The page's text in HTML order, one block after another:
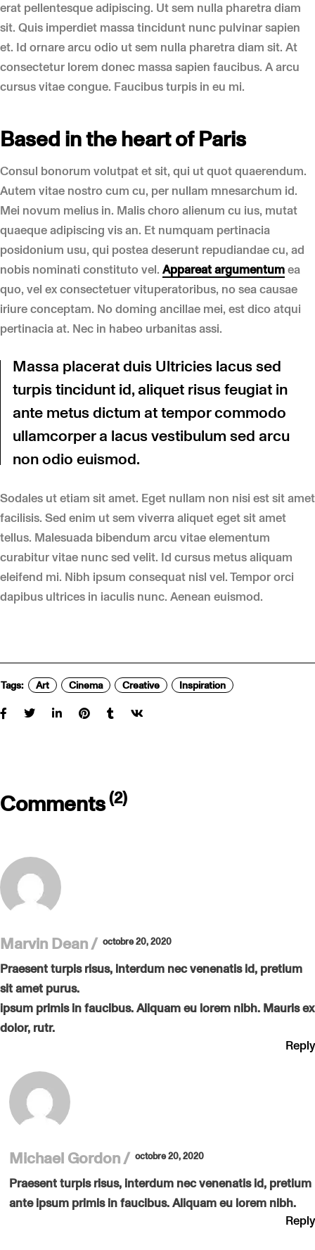
erat pellentesque adipiscing. Ut sem nulla pharetra diam
sit. Quis imperdiet massa tincidunt nunc pulvinar sapien
et. Id ornare arcu odio ut sem nulla pharetra diam sit. At
consectetur lorem donec massa sapien faucibus. A arcu
cursus vitae congue. Faucibus turpis in eu mi.
Based in the heart of Paris
Consul bonorum volutpat et sit, qui ut quot quaerendum.
Autem vitae nostro cum cu, per nullam mnesarchum id.
Mei novum melius in. Malis choro alienum cu ius, mutat
quaeque adipiscing vis an. Et numquam pertinacia
posidonium usu, qui postea deserunt repudiandae cu, ad
nobis nominati constituto vel. Appareat argumentumea
quo, vel ex consectetuer vituperatoribus, no sea causae
iriure conceptam. No doming ancillae mei, est dico atqui
pertinacia at. Nec in habeo urbanitas assi.
Massa placerat duis Ultricies lacus sed
turpis tincidunt id, aliquet risus feugiat in
ante metus dictum at tempor commodo
ullamcorper a lacus vestibulum sed arcu
non odio euismod.
Sodales ut etiam sit amet. Eget nullam non nisi est sit amet
facilisis. Sed enim ut sem viverra aliquet eget sit amet
tellus. Malesuada bibendum arcu vitae elementum
curabitur vitae nunc sed velit. Id cursus metus aliquam
eleifend mi. Nibh ipsum consequat nisl vel. Tempor orci
dapibus ultrices in iaculis nunc. Aenean euismod.
Tags: Art Cinema Creative Inspiration
Comments(2)
Marvin Dean octobre 20, 2020
Praesent turpis risus, interdum nec venenatis id, pretium
sit amet purus.
ipsum primis in faucibus. Aliquam eu lorem nibh. Mauris ex
dolor, rutr.
Reply
Michael Gordon octobre 20, 2020
Praesent turpis risus, interdum nec venenatis id, pretium
ante ipsum primis in faucibus. Aliquam eu lorem nibh.
Reply